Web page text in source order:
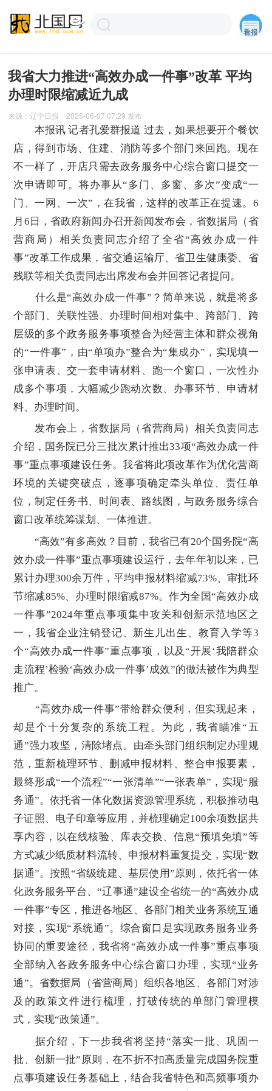
我省大力推进“高效办成一件事”改革 平均
办理时限缩减近九成
来源：辽宁日报 2025-06-07 07:29 发布
本报讯 记者孔爱群报道 过去，如果想要开个餐饮
店，得到市场、住建、消防等多个部门来回跑。现在
不一样了，开店只需去政务服务中心综合窗口提交一
次申请即可。将办事从“多门、多窗、多次”变成“一
门、一网、一次”，在我省，这样的改革正在提速。6
月6日，省政府新闻办召开新闻发布会，省数据局（省
营商局）相关负责同志介绍了全省“高效办成一件
事”改革工作成果，省交通运输厅、省卫生健康委、省
残联等相关负责同志出席发布会并回答记者提问。
什么是“高效办成一件事”？简单来说，就是将多
个部门、关联性强、办理时间相对集中、跨部门、跨
层级的多个政务服务事项整合为经营主体和群众视角
的“一件事”，由“单项办”整合为“集成办”，实现填一
张申请表、交一套申请材料、跑一个窗口，一次性办
成多个事项，大幅减少跑动次数、办事环节、申请材
料、办理时间。
发布会上，省数据局（省营商局）相关负责同志
介绍，国务院已分三批次累计推出33项“高效办成一件
事”重点事项建设任务。我省将此项改革作为优化营商
环境的关键突破点，逐事项确定牵头单位、责任单
位，制定任务书、时间表、路线图，与政务服务综合
窗口改革统筹谋划、一体推进。
“高效”有多高效？目前，我省已有20个国务院“高
效办成一件事”重点事项建设运行，去年年初以来，已
累计办理300余万件，平均申报材料缩减73%、审批环
节缩减85%、办理时限缩减87%。作为全国“高效办成
一件事”2024年重点事项集中攻关和创新示范地区之
一，我省企业注销登记、新生儿出生、教育入学等3
个“高效办成一件事”重点事项，以及“开展‘我陪群众
走流程’检验‘高效办成一件事’成效”的做法被作为典型
推广。
“高效办成一件事”带给群众便利，但实现起来，
却是个十分复杂的系统工程。为此，我省瞄准“五
通”强力攻坚，清除堵点。由牵头部门组织制定办理规
范，重新梳理环节、删减申报材料、整合申报要素，
最终形成“一个流程”“一张清单”“一张表单”，实现“服
务通”。依托省一体化数据资源管理系统，积极推动电
子证照、电子印章等应用，并梳理确定100余项数据共
享内容，以在线核验、库表交换、信息“预填免填”等
方式减少纸质材料流转、申报材料重复提交，实现“数
据通”。按照“省级统建、基层使用”原则，依托省一体
化政务服务平台、“辽事通”建设全省统一的“高效办成
一件事”专区，推进各地区、各部门相关业务系统互通
对接，实现“系统通”。综合窗口是实现政务服务业务
协同的重要途径，我省将“高效办成一件事”重点事项
全部纳入各政务服务中心综合窗口办理，实现“业务
通”。省数据局（省营商局）组织各地区、各部门对涉
及的政策文件进行梳理，打破传统的单部门管理模
式，实现“政策通”。
据介绍，下一步我省将坚持“落实一批、巩固一
批、创新一批”原则，在不折不扣高质量完成国务院重
点事项建设任务基础上，结合我省特色和高频事项办